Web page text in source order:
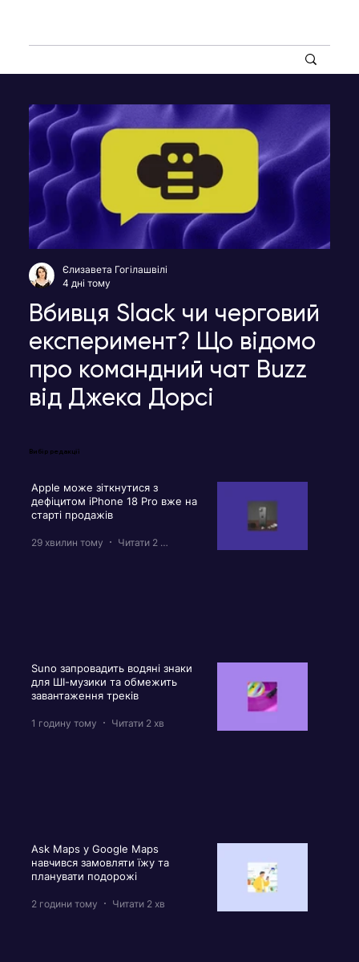
Вбивця Slack чи черговий
експеримент? Що відомо
про командний чат Buzz
від Джека Дорсі
Єлизавета Гогілашвілі
4 дні тому
Вибір редакції
Apple може зіткнутися з
дефіцитом iPhone 18 Pro вже на
старті продажів
29 хвилин тому Читати 2 хв
Suno запровадить водяні знаки
для ШІ-музики та обмежить
завантаження треків
1 годину тому Читати 2 хв
Ask Maps у Google Maps
навчився замовляти їжу та
планувати подорожі
2 години тому Читати 2 хв